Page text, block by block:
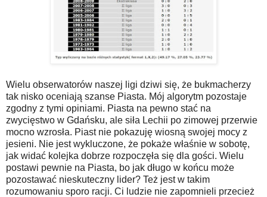
Wielu obserwatorów naszej ligi dziwi się, że bukmacherzy
tak nisko oceniają szanse Piasta. Mój algorytm pozostaje
zgodny z tymi opiniami. Piasta na pewno stać na
zwycięstwo w Gdańsku, ale siła Lechii po zimowej przerwie
mocno wzrosła. Piast nie pokazuję wiosną swojej mocy z
jesieni. Nie jest wykluczone, że pokaże właśnie w sobotę,
jak widać kolejka dobrze rozpoczęła się dla gości. Wielu
postawi pewnie na Piasta, bo jak długo w końcu może
pozostawać nieskuteczny lider? Też jest w takim
rozumowaniu sporo racji. Ci ludzie nie zapomnieli przecież